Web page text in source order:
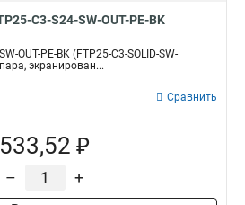
C3-S24-SW-OUT-PE-BK
OUT-PE-BK (FTP25-C3-SOLID-SW-
экранирован...
Сравнить
533,52 ₽
– +